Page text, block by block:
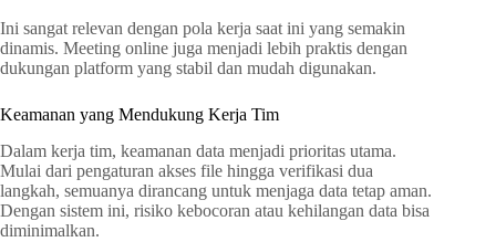
Ini sangat relevan dengan pola kerja saat ini yang semakin
dinamis. Meeting online juga menjadi lebih praktis dengan
dukungan platform yang stabil dan mudah digunakan.
Keamanan yang Mendukung Kerja Tim
Dalam kerja tim, keamanan data menjadi prioritas utama.
Mulai dari pengaturan akses file hingga verifikasi dua
langkah, semuanya dirancang untuk menjaga data tetap aman.
Dengan sistem ini, risiko kebocoran atau kehilangan data bisa
diminimalkan.